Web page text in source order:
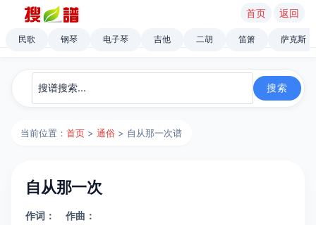
首页 返回
民歌 钢琴 电子琴 吉他 二胡 笛箫 萨克斯
当前位置：首页 >通俗 > 自从那一次谱
自从那一次
作词： 作曲：